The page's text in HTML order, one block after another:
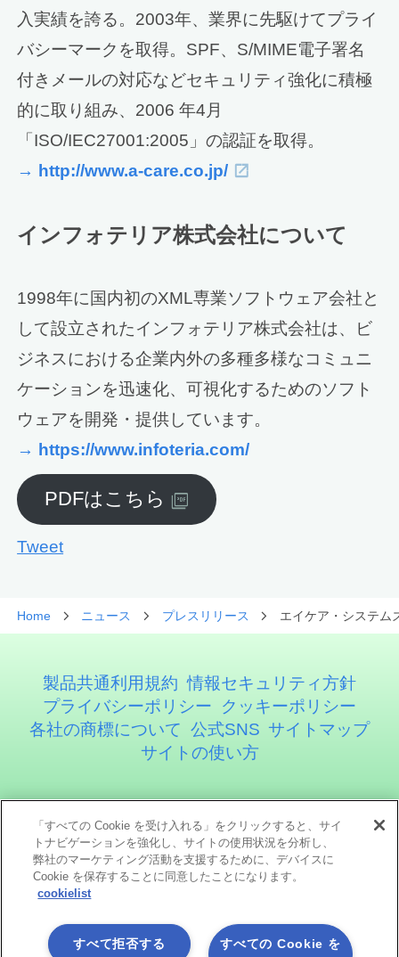
入実績を誇る。2003年、業界に先駆けてプライ
バシーマークを取得。SPF、S/MIME電子署名
付きメールの対応などセキュリティ強化に積極
的に取り組み、2006 年4月
「ISO/IEC27001:2005」の認証を取得。
→ http://www.a-care.co.jp/
インフォテリア株式会社について
1998年に国内初のXML専業ソフトウェア会社と
して設立されたインフォテリア株式会社は、ビ
ジネスにおける企業内外の多種多様なコミュニ
ケーションを迅速化、可視化するためのソフト
ウェアを開発・提供しています。
→ https://www.infoteria.com/
PDFはこちら
Tweet
Home ニュース プレスリリース エイケア・システム
製品共通利用規約 情報セキュリティ方針
プライバシーポリシー
クッキーポリシー
各社の商標について 公式SNS サイトマップ
サイトの使い方
アステリア株式会社
「すべての Cookie を受け入れる」をクリックすると、サイ
トナビゲーションを強化し、サイトの使用状況を分析し、
弊社のマーケティング活動を支援するために、デバイスに
Cookie を保存することに同意したことになります。
cookielist
すべての Cookie を
すべて拒否する